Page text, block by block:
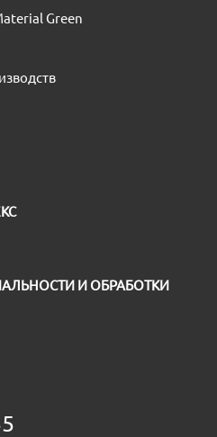
Green
И ОБРАБОТКИ